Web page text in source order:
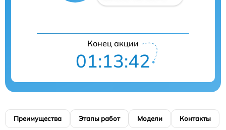
Конец акции
01:13:41
Преимущества Этапы работ Модели Контакты